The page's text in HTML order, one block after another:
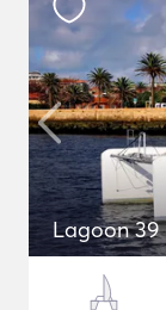
Lagoon 39